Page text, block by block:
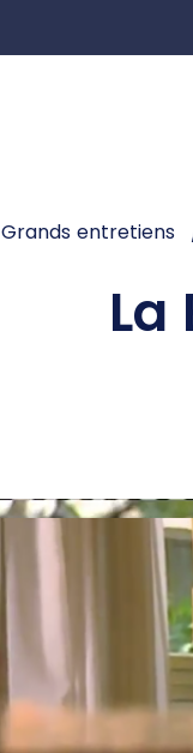
Grands entretiens